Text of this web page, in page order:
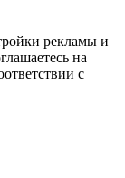
рекламы и
на
с